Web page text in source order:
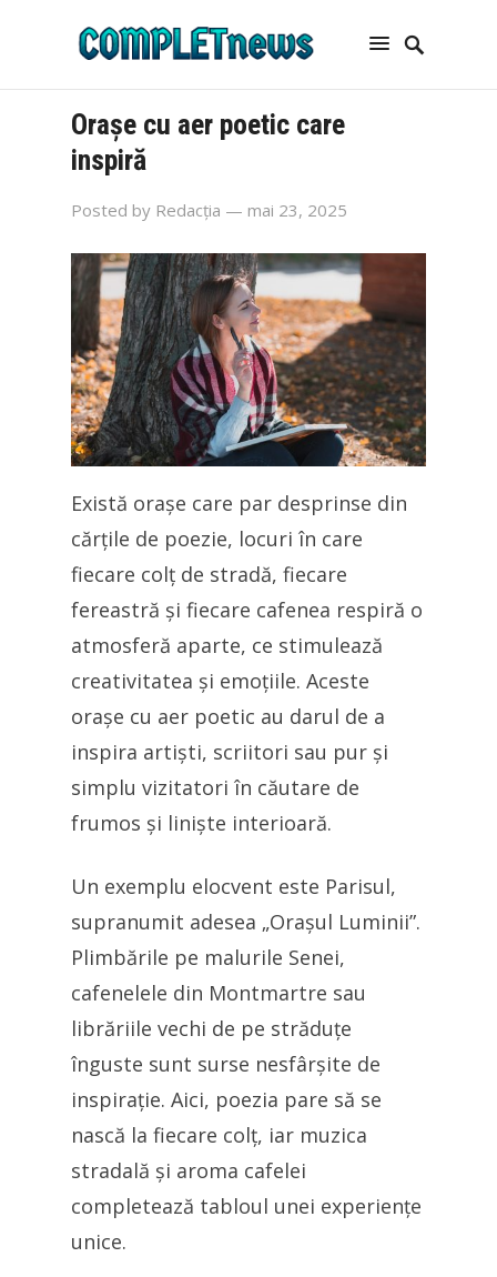
Orașe cu aer poetic care
inspiră
Posted by Redacția — mai 23, 2025
Există orașe care par desprinse din
cărțile de poezie, locuri în care
fiecare colț de stradă, fiecare
fereastră și fiecare cafenea respiră o
atmosferă aparte, ce stimulează
creativitatea și emoțiile. Aceste
orașe cu aer poetic au darul de a
inspira artiști, scriitori sau pur și
simplu vizitatori în căutare de
frumos și liniște interioară.
Un exemplu elocvent este Parisul,
supranumit adesea „Orașul Luminii”.
Plimbările pe malurile Senei,
cafenelele din Montmartre sau
librăriile vechi de pe străduțe
înguste sunt surse nesfârșite de
inspirație. Aici, poezia pare să se
nască la fiecare colț, iar muzica
stradală și aroma cafelei
completează tabloul unei experiențe
unice.